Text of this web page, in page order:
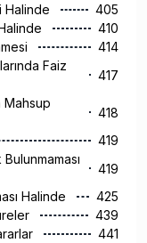
Halinde
405
410
414
Faiz
417
Mahsup
418
419
419
Halinde
425
439
441